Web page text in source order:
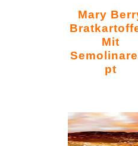
Mary Berry
Mit
Pt